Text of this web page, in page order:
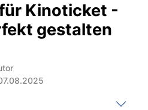
Kinoticket -
gestalten